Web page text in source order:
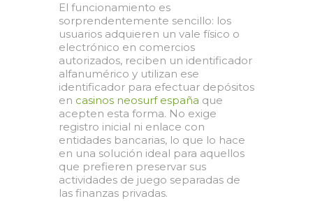
El funcionamiento es
sorprendentemente sencillo: los
usuarios adquieren un vale físico o
electrónico en comercios
autorizados, reciben un identificador
alfanumérico y utilizan ese
identificador para efectuar depósitos
en casinos neosurf españa que
acepten esta forma. No exige
registro inicial ni enlace con
entidades bancarias, lo que lo hace
en una solución ideal para aquellos
que prefieren preservar sus
actividades de juego separadas de
las finanzas privadas.